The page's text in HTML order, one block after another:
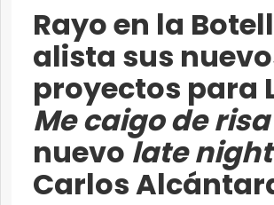
Rayo en la
alista sus
proyectos para
Me caigo de risa
nuevolate night
Carlos